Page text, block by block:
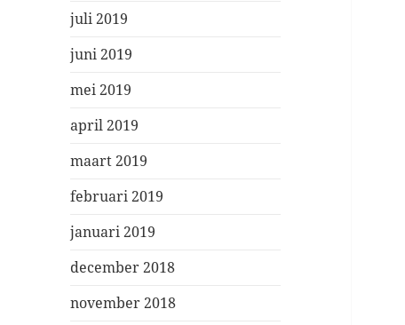
juli 2019
juni 2019
mei 2019
april 2019
maart 2019
februari 2019
januari 2019
december 2018
november 2018